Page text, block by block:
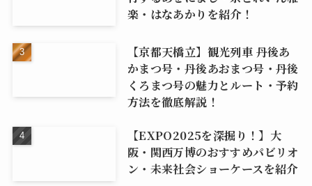
楽・はなあかりを紹介！
【京都天橋立】観光列車 丹後あ
かまつ号・丹後あおまつ号・丹後
くろまつ号の魅力とルート・予約
方法を徹底解説！
【EXPO2025を深掘り！】大
阪・関西万博のおすすめパビリオ
ン・未来社会ショーケースを紹介